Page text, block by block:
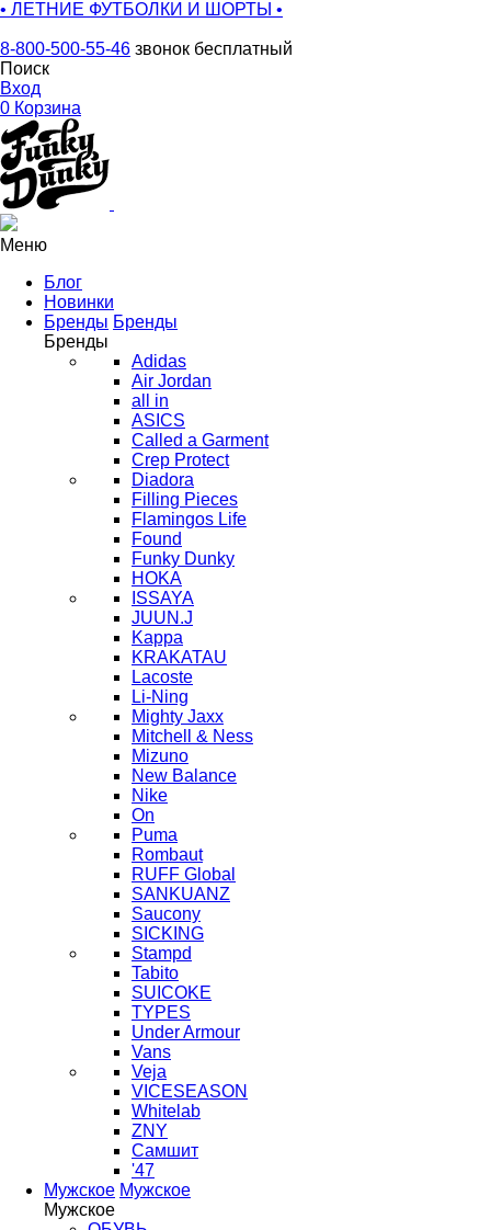
• ЛЕТНИЕ ФУТБОЛКИ И ШОРТЫ •
8-800-500-55-46 звонок бесплатный
Поиск
Вход
0 Корзина
Меню
Блог
Новинки
Бренды Бренды
Бренды
Adidas
Air Jordan
all in
ASICS
Called a Garment
Crep Protect
Diadora
Filling Pieces
Flamingos Life
Found
Funky Dunky
HOKA
ISSAYA
JUUN.J
Kappa
KRAKATAU
Lacoste
Li-Ning
Mighty Jaxx
Mitchell & Ness
Mizuno
New Balance
Nike
On
Puma
Rombaut
RUFF Global
SANKUANZ
Saucony
SICKING
Stampd
Tabito
SUICOKE
TYPES
Under Armour
Vans
Veja
VICESEASON
Whitelab
ZNY
Самшит
'47
Мужское Мужское
Мужское